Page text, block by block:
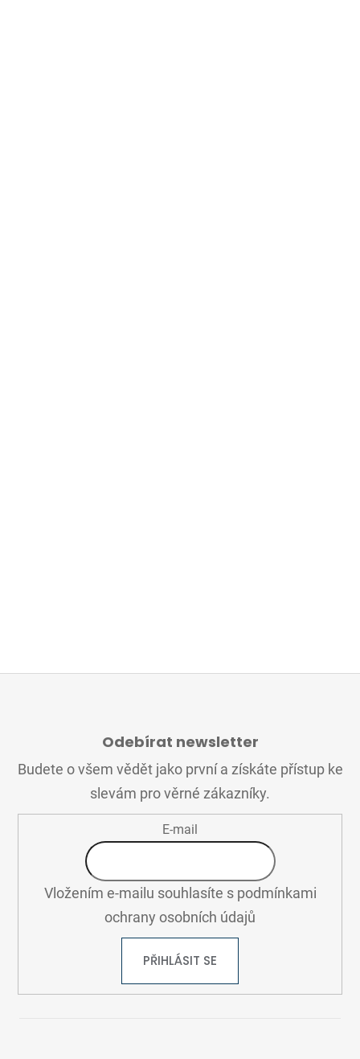
Odebírat newsletter
Budete o všem vědět jako první a získáte přístup ke
slevám pro věrné zákazníky.
E-mail
Vložením e-mailu souhlasíte s podmínkami
ochrany osobních údajů
PŘIHLÁSIT SE